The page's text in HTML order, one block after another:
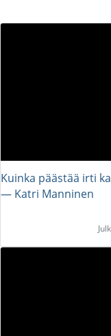
Kuinka päästää irti
― Katri Manninen